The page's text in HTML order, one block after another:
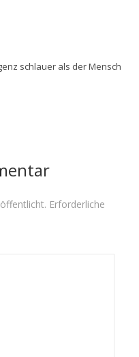
schlauer als der Mensch
Erforderliche